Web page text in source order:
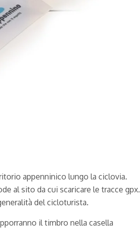
appenninico lungo la ciclovia.
al sito da cui scaricare le tracce gpx.
del cicloturista.
il timbro nella casella